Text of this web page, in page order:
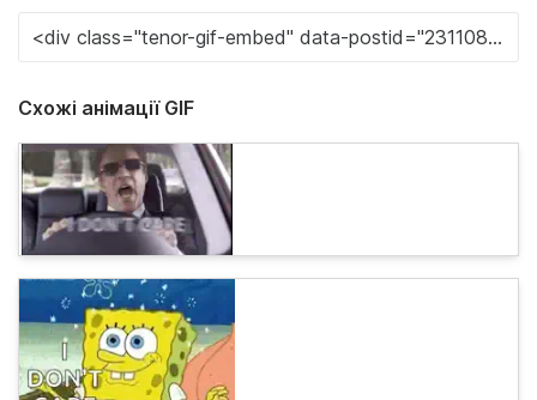
Схожі анімації GIF